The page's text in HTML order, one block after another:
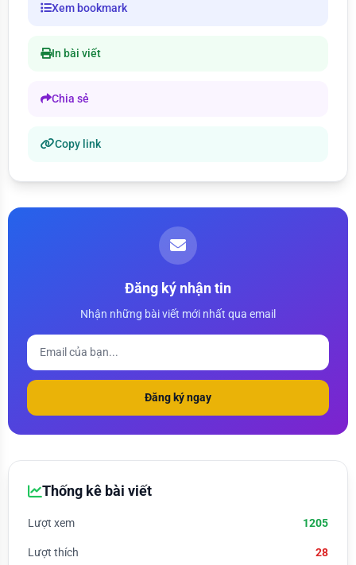
Xem bookmark
In bài viết
Chia sẻ
Copy link
Đăng ký nhận tin
Nhận những bài viết mới nhất qua email
Đăng ký ngay
Thống kê bài viết
Lượt xem 1205
Lượt thích 28